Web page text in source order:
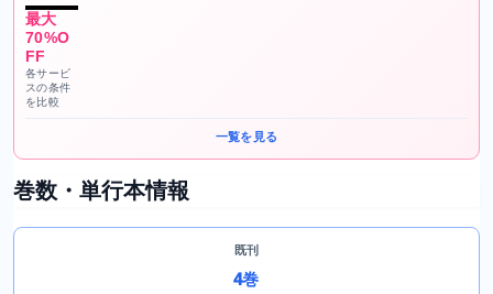
最大
70%O
FF
各サービ
スの条件
を比較
一覧を見る
巻数・単行本情報
既刊
4巻